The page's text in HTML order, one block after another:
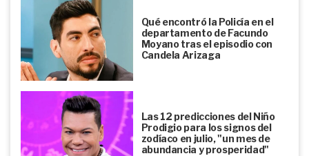
Qué encontró la Policía en el
departamento de Facundo
Moyano tras el episodio con
Candela Arizaga
Las 12 predicciones del Niño
Prodigio para los signos del
zodíaco en julio, "un mes de
abundancia y prosperidad"